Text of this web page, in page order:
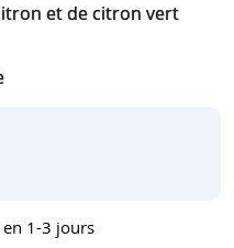
et de citron vert
1-3 jours